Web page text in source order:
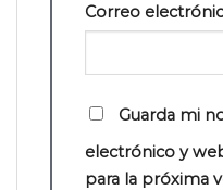
Correo
Guarda mi
electrónico y
para la próxima